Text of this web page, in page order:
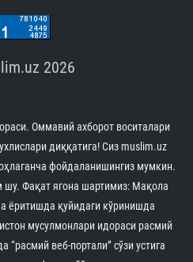
2026
Оммавий ахборот воситалари
диққатига! Сиз muslim.uz
фойдаланишингиз мумкин.
шу. Фақат ягона шартимиз: Мақола
ёритишда қуйидаги кўринишда
мусулмонлари идораси расмий
“расмий веб-портали” сўзи устига